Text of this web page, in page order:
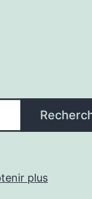
plus